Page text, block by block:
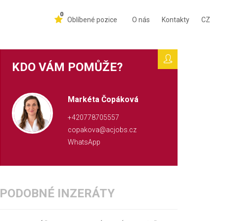
0
Oblíbené pozice O nás Kontakty CZ
KDO VÁM POMŮŽE?
Markéta Čopáková
+420778705557
copakova@acjobs.cz
WhatsApp
PODOBNÉ INZERÁTY